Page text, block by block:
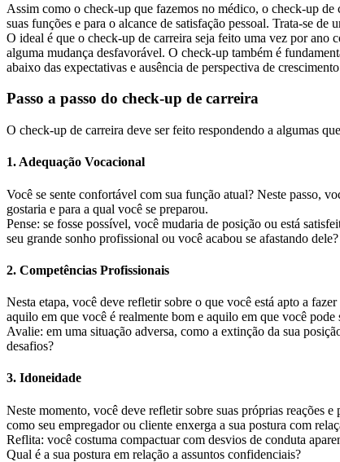
Assim como o check-up que fazemos no médico, o check-up de
suas funções e para o alcance de satisfação pessoal. Trata-se
O ideal é que o check-up de carreira seja feito uma vez por ano
alguma mudança desfavorável. O check-up também é
abaixo das expectativas e ausência de perspectiva de
Passo a passo do check-up de carreira
O check-up de carreira deve ser feito respondendo a algumas
1. Adequação Vocacional
Você se sente confortável com sua função atual? Neste passo,
gostaria e para a qual você se preparou.
Pense: se fosse possível, você mudaria de posição ou está
seu grande sonho profissional ou você acabou se afastando dele?
2. Competências Profissionais
Nesta etapa, você deve refletir sobre o que você está apto a
aquilo em que você é realmente bom e aquilo em que você
Avalie: em uma situação adversa, como a extinção da sua
desafios?
3. Idoneidade
Neste momento, você deve refletir sobre suas próprias reações
como seu empregador ou cliente enxerga a sua postura com
Reflita: você costuma compactuar com desvios de conduta
Qual é a sua postura em relação a assuntos confidenciais?